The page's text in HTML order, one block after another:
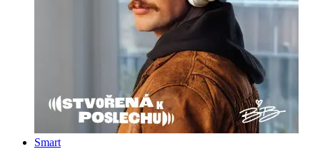
Smart